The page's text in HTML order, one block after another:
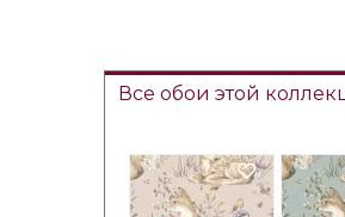
Все обои этой